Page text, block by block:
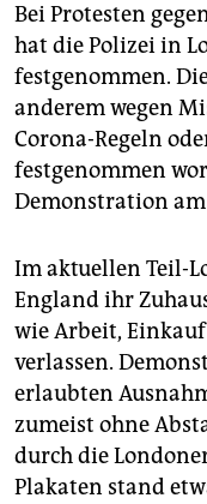
Bei Protesten
hat die Polizei in
festgenommen.
anderem wegen
Corona-Regeln
festgenommen
Demonstration
Im aktuellen Teil-
England ihr
wie Arbeit,
verlassen.
erlaubten
zumeist ohne
durch die
Plakaten stand